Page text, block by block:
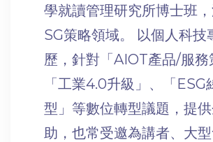
學就讀管理研究所博士班
SG策略領域。 以個人科技
歷，針對「AIOT產品/服務
「工業4.0升級」、「ESG
型」等數位轉型議題，提
助，也常受邀為講者、大